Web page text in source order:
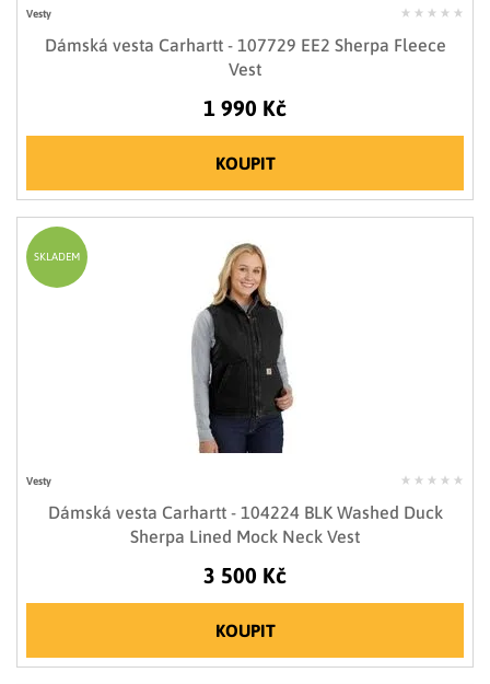
Vesty
Dámská vesta Carhartt - 107729 EE2 Sherpa Fleece
Vest
1 990 Kč
KOUPIT
Vesty
Dámská vesta Carhartt - 104224 BLK Washed Duck
Sherpa Lined Mock Neck Vest
3 500 Kč
KOUPIT
SKLADEM